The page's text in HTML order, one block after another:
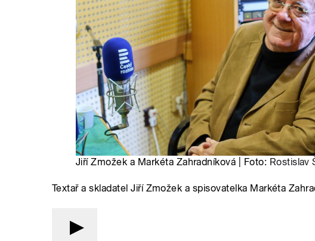
Jiří Zmožek a Markéta Zahradníková | Foto: Rostislav
Textař a skladatel Jiří Zmožek a spisovatelka Markéta